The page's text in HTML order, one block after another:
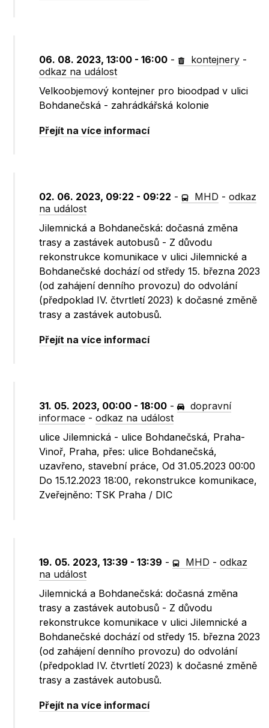
06. 08. 2023, 13:00 - 16:00 - kontejnery -
odkaz na událost
Velkoobjemový kontejner pro bioodpad v ulici
Bohdanečská - zahrádkářská kolonie
Přejít na více informací
02. 06. 2023, 09:22 - 09:22 - MHD -odkaz
na událost
Jilemnická a Bohdanečská: dočasná změna
trasy a zastávek autobusů - Z důvodu
rekonstrukce komunikace v ulici Jilemnické a
Bohdanečské dochází od středy 15. března 2023
(od zahájení denního provozu) do odvolání
(předpoklad IV. čtvrtletí 2023) k dočasné změně
trasy a zastávek autobusů.
Přejít na více informací
31. 05. 2023, 00:00 - 18:00 -
dopravní
informace -odkaz na událost
ulice Jilemnická - ulice Bohdanečská, Praha-
Vinoř, Praha, přes: ulice Bohdanečská,
uzavřeno, stavební práce, Od 31.05.2023 00:00
Do 15.12.2023 18:00, rekonstrukce komunikace,
Zveřejněno: TSK Praha / DIC
19. 05. 2023, 13:39 - 13:39 - MHD -odkaz
na událost
Jilemnická a Bohdanečská: dočasná změna
trasy a zastávek autobusů - Z důvodu
rekonstrukce komunikace v ulici Jilemnické a
Bohdanečské dochází od středy 15. března 2023
(od zahájení denního provozu) do odvolání
(předpoklad IV. čtvrtletí 2023) k dočasné změně
trasy a zastávek autobusů.
Přejít na více informací